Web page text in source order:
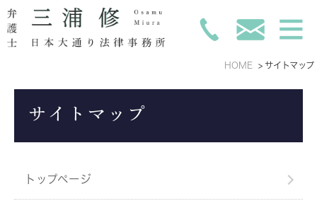
HOME サイトマップ
サイトマップ
トップページ